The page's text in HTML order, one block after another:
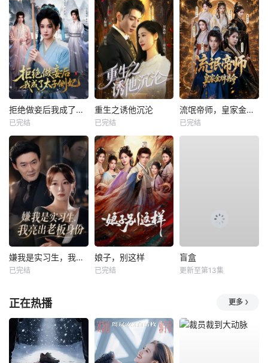
拒绝做妾后我成了太子侧妃
已完结
重生之诱他沉沦
已完结
流氓帝师，皇家金牌县令
已完结
嫌我是实习生，我亮出老板身份
已完结
娘子，别这样
已完结
盲盒
更新至第13集
正在热播 更多